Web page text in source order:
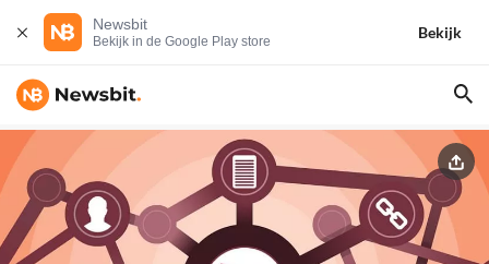
Newsbit
Bekijk in de Google Play store
Bekijk